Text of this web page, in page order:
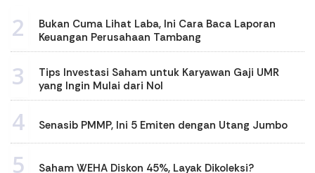
2
Bukan Cuma Lihat Laba, Ini Cara Baca Laporan
Keuangan Perusahaan Tambang
3
Tips Investasi Saham untuk Karyawan Gaji UMR
yang Ingin Mulai dari Nol
4 Senasib PMMP, Ini 5 Emiten dengan Utang Jumbo
5 Saham WEHA Diskon 45%, Layak Dikoleksi?